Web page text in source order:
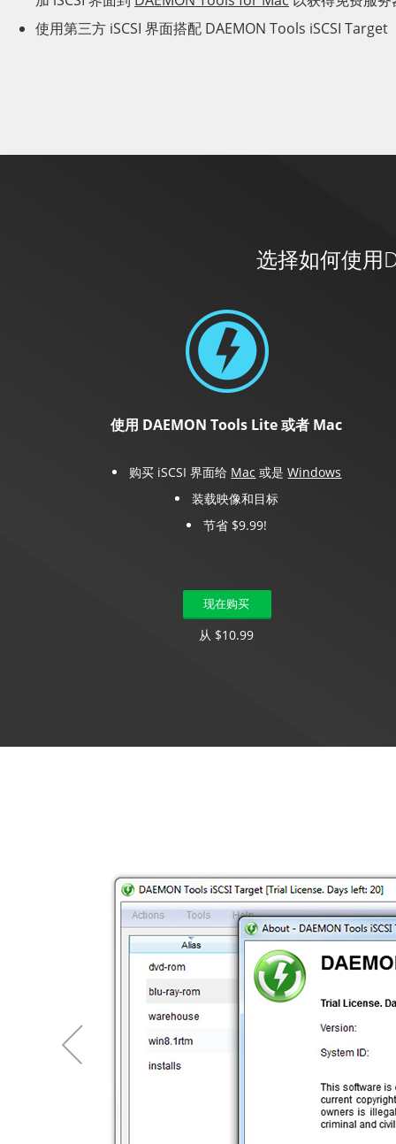
使用第三方 iSCSI 界面搭配 DAEMON Tools iSCSI Target
选择如何使用
使用 DAEMON Tools Lite 或者 Mac
购买 iSCSI 界面给 Mac 或是Windows
装载映像和目标
节省 $9.99!
现在购买
从 $10.99